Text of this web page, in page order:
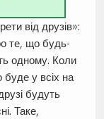
від друзів»:
те, що будь-
одному. Коли
у всіх на
будуть
Таке,